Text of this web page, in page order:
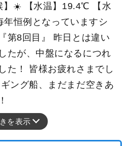
】☀️ 【水温】19.4℃ 【水
年恒例となっていますシ
第8回目』 昨日とは違い
たが、中盤になるにつれ
た！ 皆様お疲れさまでし
ング船、まだまだ空きあ
を表示